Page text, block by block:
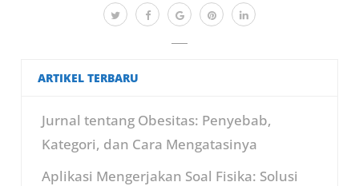
ARTIKEL TERBARU
Jurnal tentang Obesitas: Penyebab,
Kategori, dan Cara Mengatasinya
Aplikasi Mengerjakan Soal Fisika: Solusi